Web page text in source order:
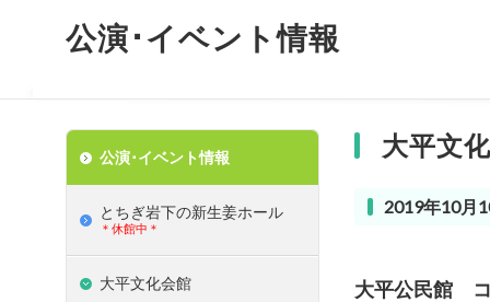
公演･イベント情報
大平文
2019年10月
大平公民館
公演･イベント情報
とちぎ岩下の新⽣姜ホール
＊休館中＊
大平文化会館